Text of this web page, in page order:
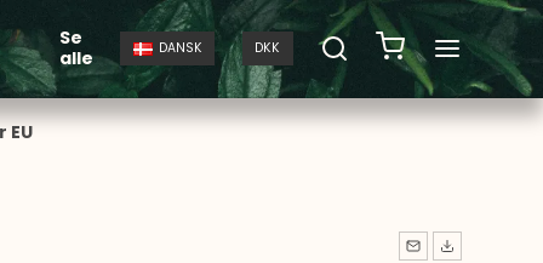
Se
alle
DANSK DKK